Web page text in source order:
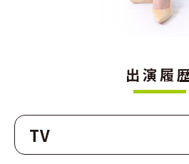
出演履
TV